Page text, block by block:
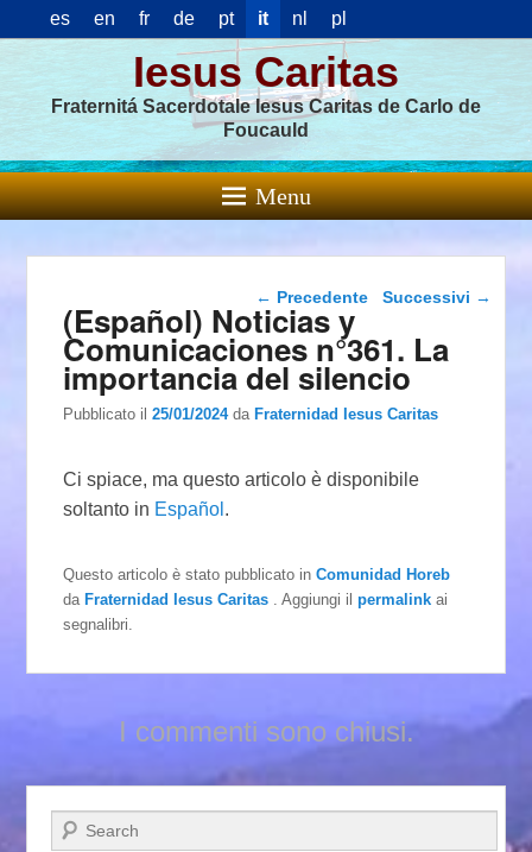
es en fr de pt it nl pl
Iesus Caritas
Fraternitá Sacerdotale Iesus Caritas de Carlo de
Foucauld
Menu
Navigazione articolo
← Precedente Successivi →
(Español) Noticias y
Comunicaciones n°361. La
importancia del silencio
Pubblicato il25/01/2024 daFraternidad Iesus Caritas
Ci spiace, ma questo articolo è disponibile
soltanto in Español .
Questo articolo è stato pubblicato inComunidad Horeb
daFraternidad Iesus Caritas . Aggiungi ilpermalink ai
segnalibri.
I commenti sono chiusi.
Cerca